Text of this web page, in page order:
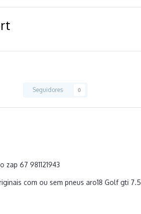
Seguidores 0
67 981121943
com ou sem pneus aro18 Golf gti 7.5